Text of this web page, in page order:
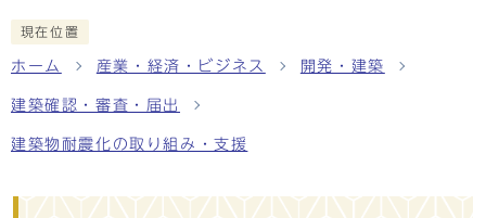
現在位置
ホーム 産業・経済・ビジネス 開発・建築
建築確認・審査・届出
建築物耐震化の取り組み・支援